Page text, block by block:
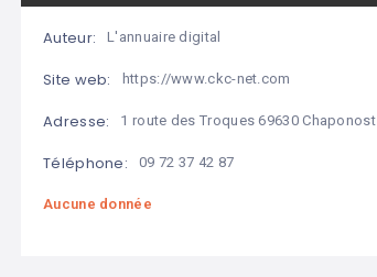
Auteur: L'annuaire digital
Site web: https://www.ckc-net.com
Adresse: 1 route des Troques 69630 Chaponost
Téléphone: 09 72 37 42 87
Aucune donnée